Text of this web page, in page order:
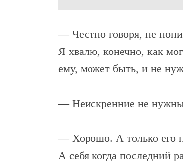
— Честно говоря, не
Я хвалю, конечно, как
ему, может быть, и не
— Неискренние не
— Хорошо. А только его
А себя когда последний